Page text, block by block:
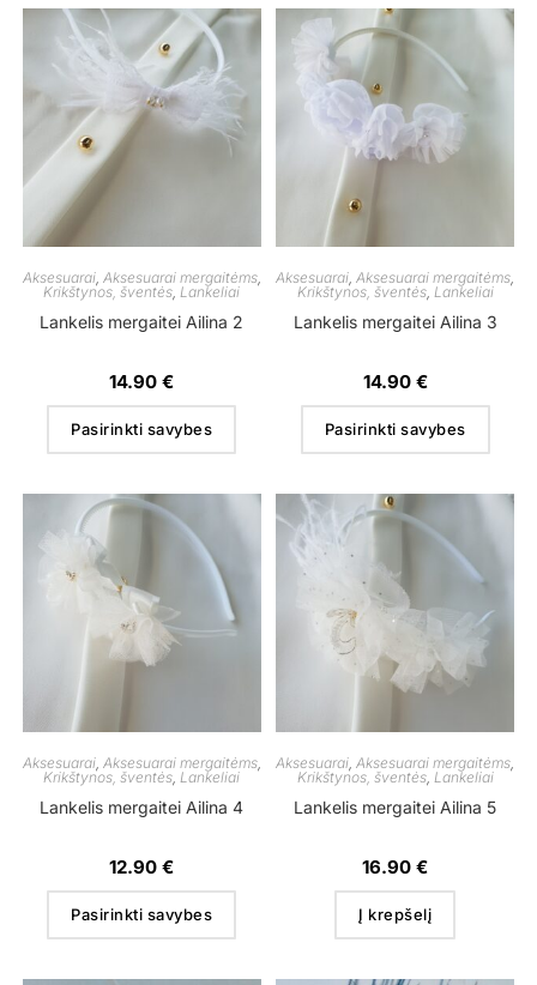
Aksesuarai, Aksesuarai mergaitėms,
Krikštynos, šventės,Lankeliai
Lankelis mergaitei Ailina 2
14.90€
Pasirinkti savybes
Aksesuarai,Aksesuarai mergaitėms,
Krikštynos, šventės, Lankeliai
Lankelis mergaitei Ailina 3
14.90 €
Pasirinkti savybes
Aksesuarai, Aksesuarai mergaitėms,
Krikštynos, šventės,Lankeliai
Lankelis mergaitei Ailina 4
12.90€
Pasirinkti savybes
Aksesuarai,Aksesuarai mergaitėms,
Krikštynos, šventės, Lankeliai
Lankelis mergaitei Ailina 5
16.90€
Į krepšelį